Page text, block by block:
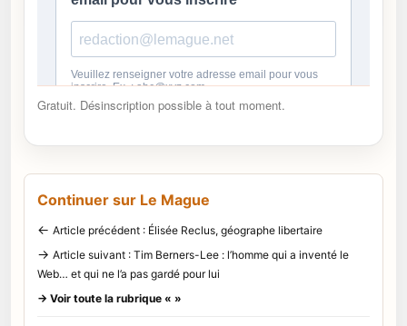
Gratuit. Désinscription possible à tout moment.
Continuer sur Le Mague
← Article précédent : Élisée Reclus, géographe libertaire
→ Article suivant : Tim Berners-Lee : l’homme qui a inventé le
Web… et qui ne l’a pas gardé pour lui
→ Voir toute la rubrique « »